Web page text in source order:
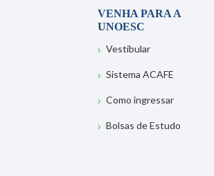
VENHA PARA A
UNOESC
Vestibular
Sistema ACAFE
Como ingressar
Bolsas de Estudo